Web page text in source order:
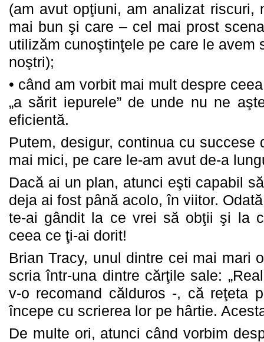
(am avut opţiuni, am analizat riscuri,
mai bun şi care – cel mai prost
utilizăm cunoştinţele pe care le avem
noştri);
• când am vorbit mai mult despre
„a sărit iepurele” de unde nu ne
eficientă.
Putem, desigur, continua cu succese
mai mici, pe care le-am avut de-a
Dacă ai un plan, atunci eşti capabil
deja ai fost până acolo, în viitor.
te-ai gândit la ce vrei să obţii şi la
ceea ce ţi-ai dorit!
Brian Tracy, unul dintre cei mai mari
scria într-una dintre cărţile sale:
v-o recomand călduros -, că reţeta
începe cu scrierea lor pe hârtie.
De multe ori, atunci când vorbim